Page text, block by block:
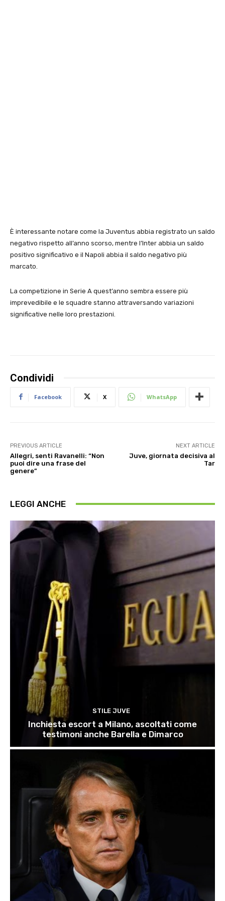
È interessante notare come la Juventus abbia registrato un saldo
negativo rispetto all’anno scorso, mentre l’Inter abbia un saldo
positivo significativo e il Napoli abbia il saldo negativo più
marcato.
La competizione in Serie A quest’anno sembra essere più
imprevedibile e le squadre stanno attraversando variazioni
significative nelle loro prestazioni.
Condividi
Facebook X WhatsApp
PREVIOUS ARTICLE
Allegri, senti Ravanelli: “Non
puoi dire una frase del
genere”
NEXT ARTICLE
Juve, giornata decisiva al
Tar
LEGGI ANCHE
STILE JUVE
Inchiesta escort a Milano, ascoltati come
testimoni anche Barella e Dimarco